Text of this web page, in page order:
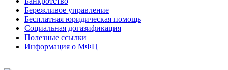
Бережливое управление
Бесплатная юридическая помощь
Социальная догазификация
Полезные ссылки
Информация о МФЦ